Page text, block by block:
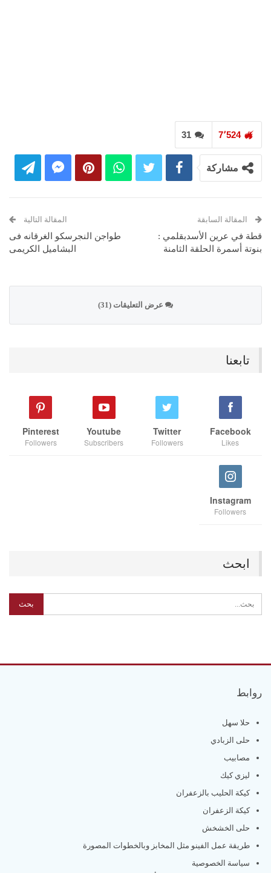
31 7٬524
مشاركة
المقالة السابقة
قطة في عرين الأسدبقلمي :
بنوتة أسمرة الحلقة الثامنة
المقالة التالية
طواجن النجرسكو الغرقانه فى
البشاميل الكريمى
عرض التعليقات (31)
تابعنا
Facebook
Likes
Twitter
Followers
Youtube
Subscribers
Pinterest
Followers
Instagram
Followers
ابحث
روابط
حلا سهل
حلى الزبادي
مصابيب
ليزي كيك
كيكة الحليب بالزعفران
كيكة الزعفران
حلى الخشخش
طريقة عمل الفينو مثل المخابز وبالخطوات المصورة
سياسة الخصوصية